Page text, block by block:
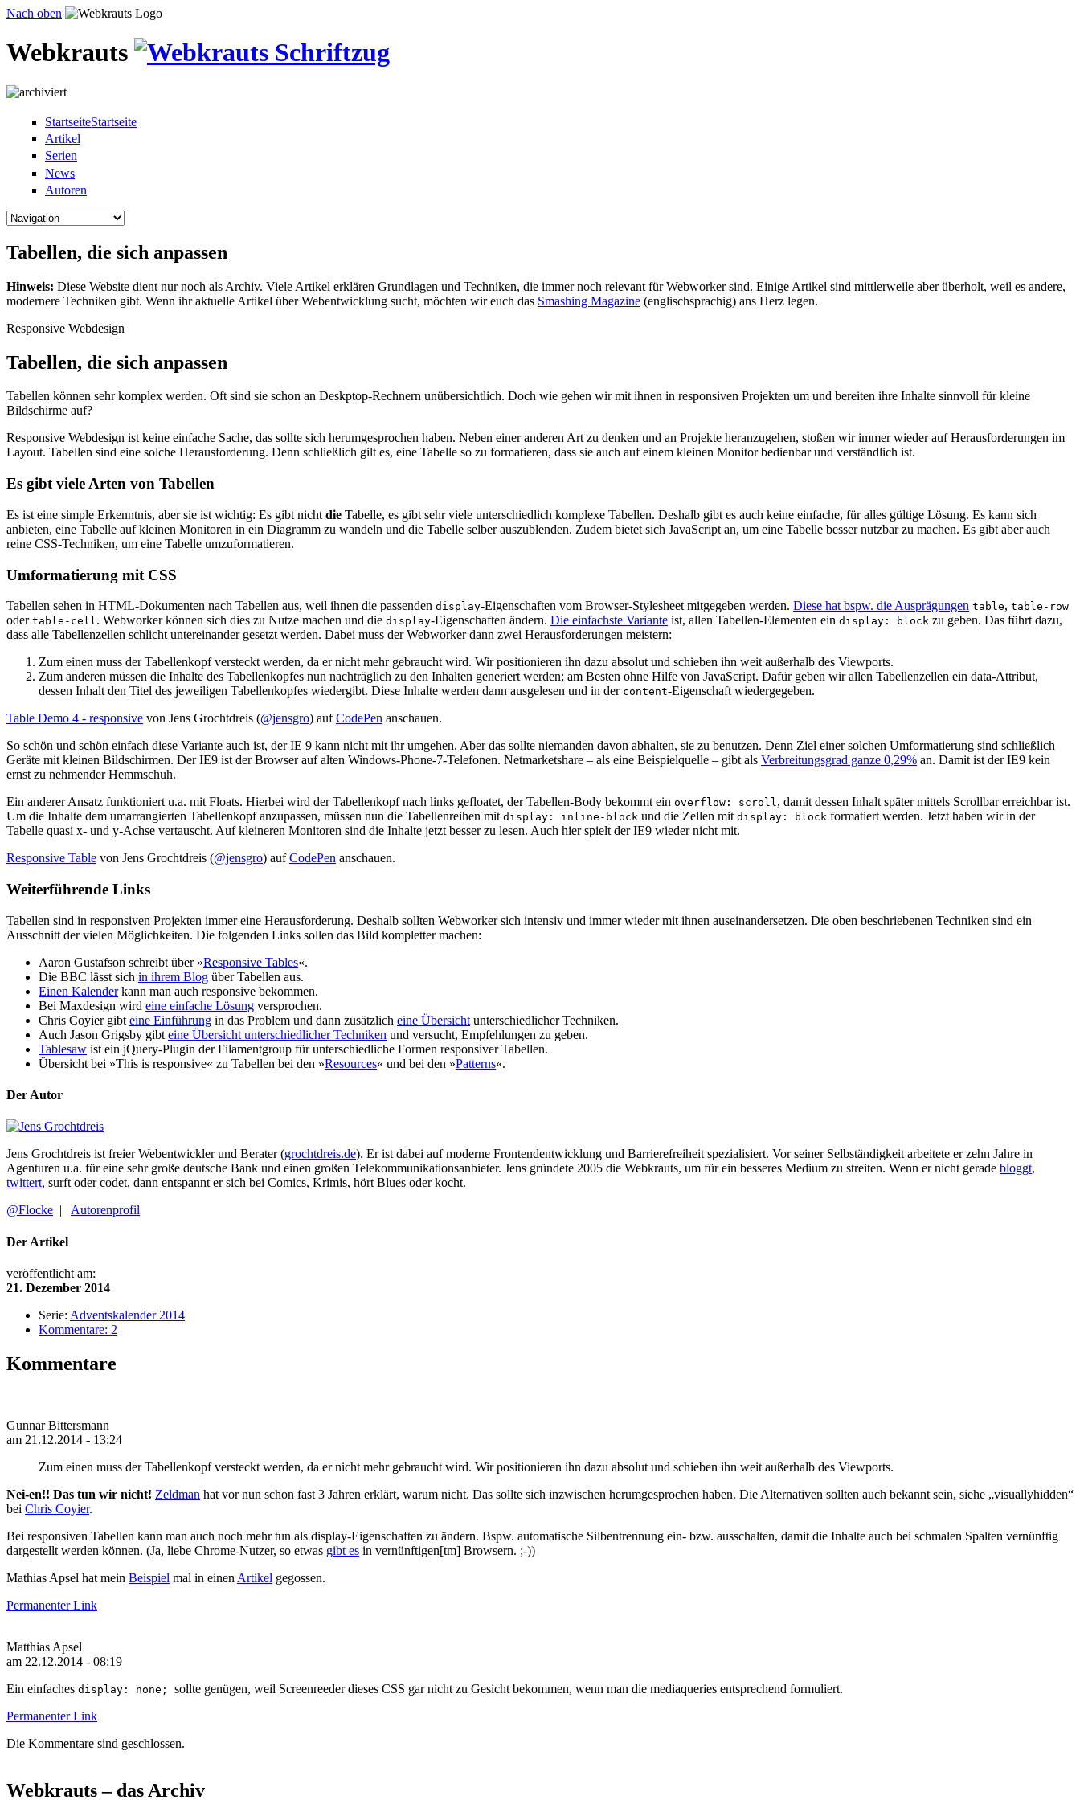
Direkt zum Inhalt
Nach oben
Webkrauts
StartseiteStartseite
Artikel
Serien
News
Autoren
Tabellen, die sich anpassen
Hinweis: Diese Website dient nur noch als Archiv. Viele Artikel erklären Grundlagen und Techniken, die immer noch relevant für Webworker sind. Einige Artikel sind mittlerweile aber überholt, weil es andere,
modernere Techniken gibt. Wenn ihr aktuelle Artikel über Webentwicklung sucht, möchten wir euch das Smashing Magazine (englischsprachig) ans Herz legen.
Responsive Webdesign
Tabellen, die sich anpassen
Tabellen können sehr komplex werden. Oft sind sie schon an Deskptop-Rechnern unübersichtlich. Doch wie gehen wir mit ihnen in responsiven Projekten um und bereiten ihre Inhalte sinnvoll für kleine
Bildschirme auf?
Responsive Webdesign ist keine einfache Sache, das sollte sich herumgesprochen haben. Neben einer anderen Art zu denken und an Projekte heranzugehen, stoßen wir immer wieder auf Herausforderungen im
Layout. Tabellen sind eine solche Herausforderung. Denn schließlich gilt es, eine Tabelle so zu formatieren, dass sie auch auf einem kleinen Monitor bedienbar und verständlich ist.
Es gibt viele Arten von Tabellen
Es ist eine simple Erkenntnis, aber sie ist wichtig: Es gibt nicht die Tabelle, es gibt sehr viele unterschiedlich komplexe Tabellen. Deshalb gibt es auch keine einfache, für alles gültige Lösung. Es kann sich
anbieten, eine Tabelle auf kleinen Monitoren in ein Diagramm zu wandeln und die Tabelle selber auszublenden. Zudem bietet sich JavaScript an, um eine Tabelle besser nutzbar zu machen. Es gibt aber auch
reine CSS-Techniken, um eine Tabelle umzuformatieren.
Umformatierung mit CSS
Tabellen sehen in HTML-Dokumenten nach Tabellen aus, weil ihnen die passenden display-Eigenschaften vom Browser-Stylesheet mitgegeben werden. Diese hat bspw. die Ausprägungen table, table-row
oder table-cell. Webworker können sich dies zu Nutze machen und die display-Eigenschaften ändern. Die einfachste Variante ist, allen Tabellen-Elementen ein display: block zu geben. Das führt dazu,
dass alle Tabellenzellen schlicht untereinander gesetzt werden. Dabei muss der Webworker dann zwei Herausforderungen meistern:
Zum einen muss der Tabellenkopf versteckt werden, da er nicht mehr gebraucht wird. Wir positionieren ihn dazu absolut und schieben ihn weit außerhalb des Viewports.
Zum anderen müssen die Inhalte des Tabellenkopfes nun nachträglich zu den Inhalten generiert werden; am Besten ohne Hilfe von JavaScript. Dafür geben wir allen Tabellenzellen ein data-Attribut,
dessen Inhalt den Titel des jeweiligen Tabellenkopfes wiedergibt. Diese Inhalte werden dann ausgelesen und in der content-Eigenschaft wiedergegeben.
Table Demo 4 - responsive von Jens Grochtdreis (@jensgro) aufCodePen anschauen.
So schön und schön einfach diese Variante auch ist, der IE 9 kann nicht mit ihr umgehen. Aber das sollte niemanden davon abhalten, sie zu benutzen. Denn Ziel einer solchen Umformatierung sind schließlich
Geräte mit kleinen Bildschirmen. Der IE9 ist der Browser auf alten Windows-Phone-7-Telefonen. Netmarketshare – als eine Beispielquelle – gibt als Verbreitungsgrad ganze 0,29% an. Damit ist der IE9 kein
ernst zu nehmender Hemmschuh.
Ein anderer Ansatz funktioniert u.a. mit Floats. Hierbei wird der Tabellenkopf nach links gefloatet, der Tabellen-Body bekommt ein overflow: scroll, damit dessen Inhalt später mittels Scrollbar erreichbar ist.
Um die Inhalte dem umarrangierten Tabellenkopf anzupassen, müssen nun die Tabellenreihen mit display: inline-block und die Zellen mit display: block formatiert werden. Jetzt haben wir in der
Tabelle quasi x- und y-Achse vertauscht. Auf kleineren Monitoren sind die Inhalte jetzt besser zu lesen. Auch hier spielt der IE9 wieder nicht mit.
Responsive Table von Jens Grochtdreis (@jensgro) aufCodePen anschauen.
Weiterführende Links
Tabellen sind in responsiven Projekten immer eine Herausforderung. Deshalb sollten Webworker sich intensiv und immer wieder mit ihnen auseinandersetzen. Die oben beschriebenen Techniken sind ein
Ausschnitt der vielen Möglichkeiten. Die folgenden Links sollen das Bild kompletter machen:
Aaron Gustafson schreibt über »Responsive Tables«.
Die BBC lässt sich in ihrem Blog über Tabellen aus.
Einen Kalenderkann man auch responsive bekommen.
Bei Maxdesign wird eine einfache Lösung versprochen.
Chris Coyier gibt eine Einführung in das Problem und dann zusätzlich eine Übersicht unterschiedlicher Techniken.
Auch Jason Grigsby gibt eine Übersicht unterschiedlicher Techniken und versucht, Empfehlungen zu geben.
Tablesaw ist ein jQuery-Plugin der Filamentgroup für unterschiedliche Formen responsiver Tabellen.
Übersicht bei »This is responsive« zu Tabellen bei den »Resources« und bei den »Patterns«.
Der Autor
Jens Grochtdreis ist freier Webentwickler und Berater (grochtdreis.de). Er ist dabei auf moderne Frontendentwicklung und Barrierefreiheit spezialisiert. Vor seiner Selbständigkeit arbeitete er zehn Jahre in
Agenturen u.a. für eine sehr große deutsche Bank und einen großen Telekommunikationsanbieter. Jens gründete 2005 die Webkrauts, um für ein besseres Medium zu streiten. Wenn er nicht gerade bloggt,
twittert, surft oder codet, dann entspannt er sich bei Comics, Krimis, hört Blues oder kocht.
@Flocke | Autorenprofil
Der Artikel
veröffentlicht am:
21. Dezember 2014
Serie: Adventskalender 2014
Kommentare: 2
Kommentare
Gunnar Bittersmann
am 21.12.2014 - 13:24
Zum einen muss der Tabellenkopf versteckt werden, da er nicht mehr gebraucht wird. Wir positionieren ihn dazu absolut und schieben ihn weit außerhalb des Viewports.
Nei-en!! Das tun wir nicht! Zeldman hat vor nun schon fast 3 Jahren erklärt, warum nicht. Das sollte sich inzwischen herumgesprochen haben. Die Alternativen sollten auch bekannt sein, siehe „visuallyhidden“
bei Chris Coyier.
Bei responsiven Tabellen kann man auch noch mehr tun als display-Eigenschaften zu ändern. Bspw. automatische Silbentrennung ein- bzw. ausschalten, damit die Inhalte auch bei schmalen Spalten vernünftig
dargestellt werden können. (Ja, liebe Chrome-Nutzer, so etwas gibt es in vernünftigen[tm] Browsern. ;-))
Mathias Apsel hat mein Beispiel mal in einen Artikel gegossen.
Permanenter Link
Matthias Apsel
am 22.12.2014 - 08:19
Ein einfaches display : none ;
sollte genügen, weil Screenreeder dieses CSS gar nicht zu Gesicht bekommen, wenn man die mediaqueries entsprechend formuliert.
Permanenter Link
Die Kommentare sind geschlossen.
Webkrauts – das Archiv